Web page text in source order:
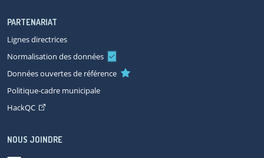
PARTENARIAT
Lignes directrices
Normalisation des données
Données ouvertes de référence
Politique-cadre municipale
HackQC
NOUS JOINDRE